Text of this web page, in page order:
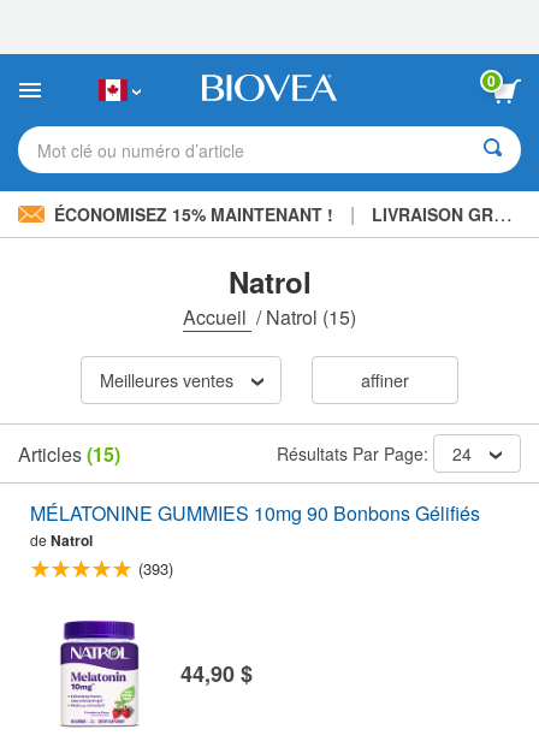
:
site
comprend
un
d'accessibilité.
0
Mot clé ou numéro d’article
ÉCONOMISEZ 15% MAINTENANT ! | LIVRAISON GRATUITE
Natrol
Accueil /Natrol (15)
Meilleures ventes affiner
Articles(15) Résultats Par Page: 24
MÉLATONINE GUMMIES 10mg 90 Bonbons Gélifiés
de Natrol
(393)
44,90 $